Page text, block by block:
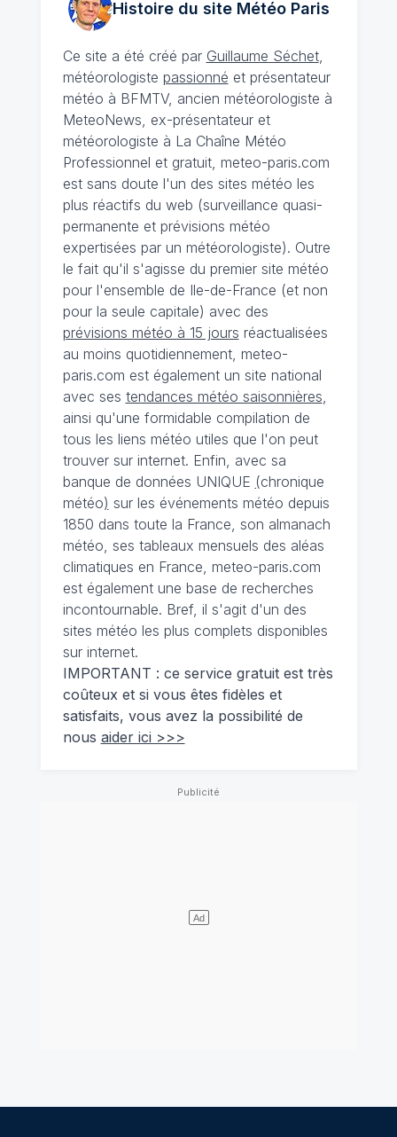
Histoire du site MétéoParis
Ce site a été créé par Guillaume Séchet,
météorologiste passionné et présentateur
météo à BFMTV, ancien météorologiste à
MeteoNews, ex-présentateur et
météorologiste à La Chaîne Météo
Professionnel et gratuit, meteo-paris.com
est sans doute l'un des sites météo les
plus réactifs du web (surveillance quasi-
permanente et prévisions météo
expertisées par un météorologiste). Outre
le fait qu'il s'agisse du premier site météo
pour l'ensemble de Ile-de-France (et non
pour la seule capitale) avec des
prévisions météo à 15 jours réactualisées
au moins quotidiennement, meteo-
paris.com est également un site national
avec ses tendances météo saisonnières,
ainsi qu'une formidable compilation de
tous les liens météo utiles que l'on peut
trouver sur internet. Enfin, avec sa
banque de données UNIQUE (chronique
météo) sur les événements météo depuis
1850 dans toute la France, son almanach
météo, ses tableaux mensuels des aléas
climatiques en France, meteo-paris.com
est également une base de recherches
incontournable. Bref, il s'agit d'un des
sites météo les plus complets disponibles
sur internet.
IMPORTANT : ce service gratuit est très
coûteux et si vous êtes fidèles et
satisfaits, vous avez la possibilité de
nous aider ici >>>